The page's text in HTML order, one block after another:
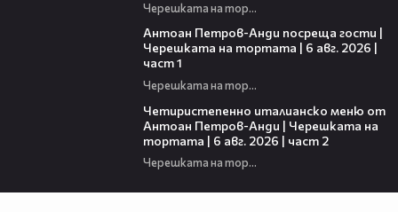
Черешката на тортата
Антоан Петров-Анди посреща гости |
Черешката на тортата | 6 авг. 2026 |
част 1
Черешката на тортата
Четиристепенно италианско меню от
Антоан Петров-Анди | Черешката на
тортата | 6 авг. 2026 | част 2
Черешката на тортата